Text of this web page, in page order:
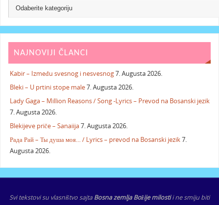
NAJNOVIJI ČLANCI
Kabir – Između svesnog i nesvesnog7. Augusta 2026.
Bleki – U prtini stope male7. Augusta 2026.
Lady Gaga – Million Reasons / Song -Lyrics – Prevod na Bosanski jezik
7. Augusta 2026.
Blekijeve priče – Sanaiija7. Augusta 2026.
Рада Рай – Ты душа моя… / Lyrics – prevod na Bosanski jezik7.
Augusta 2026.
Svi tekstovi su vlasništvo sajtaBosna zemlja Božije milostii ne smiju biti